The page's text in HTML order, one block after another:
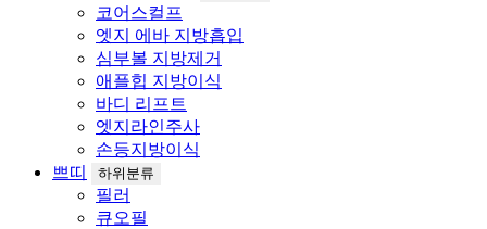
코어스컬프
엣지 에바 지방흡입
심부볼 지방제거
애플힙 지방이식
바디 리프트
엣지라인주사
손등지방이식
쁘띠
하위분류
필러
큐오필